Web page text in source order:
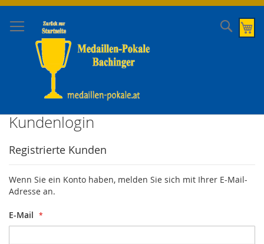
Direkt
Inhalt
Suche
Kundenlogin
Registrierte Kunden
Wenn Sie ein Konto haben, melden Sie sich mit Ihrer E-Mail-
Adresse an.
E-Mail